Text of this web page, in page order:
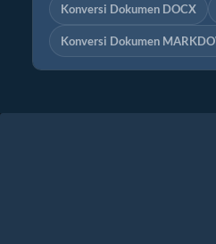
Konversi Dokumen DOCX
Konversi Dokumen